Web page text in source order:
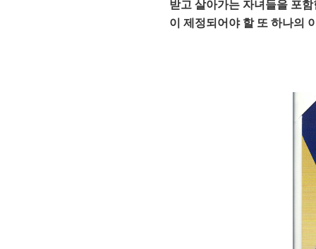
받고 살아가는 자녀들을 포
이 제정되어야 할 또 하나의